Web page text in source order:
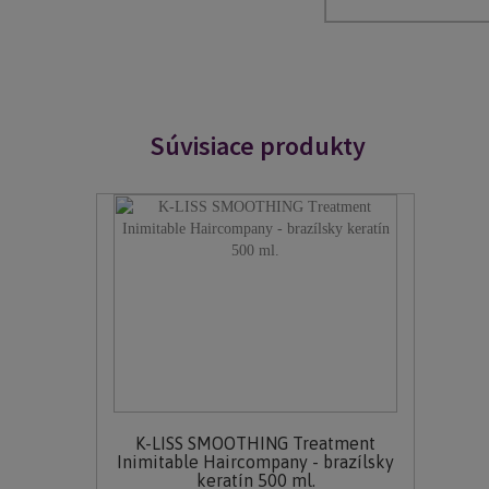
Súvisiace produkty
K-LISS SMOOTHING Treatment
Inimitable Haircompany - brazílsky
keratín 500 ml.